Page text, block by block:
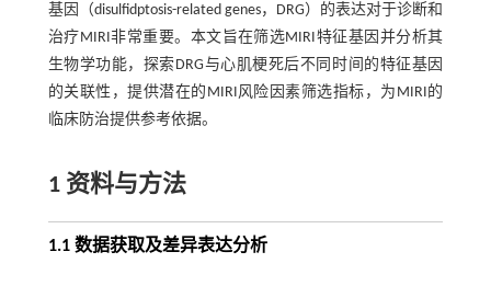
基因（disulfidptosis-related genes，DRG）的表达对于诊断和
治疗MIRI非常重要。本文旨在筛选MIRI特征基因并分析其
生物学功能，探索DRG与心肌梗死后不同时间的特征基因
的关联性，提供潜在的MIRI风险因素筛选指标，为MIRI的
临床防治提供参考依据。
1 资料与方法
1.1 数据获取及差异表达分析